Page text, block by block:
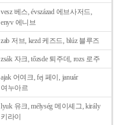
vesz 베스, évszázad 에브사저드,
enyv 에니브
zab 저브, kezd 케즈드, blúz 블루즈
zsák 자크, tőzsde 퇴주데, rozs 로주
ajak 어여크, fej 페이, január
여누아르
lyuk 유크, mélység 메이셰그, király
키라이